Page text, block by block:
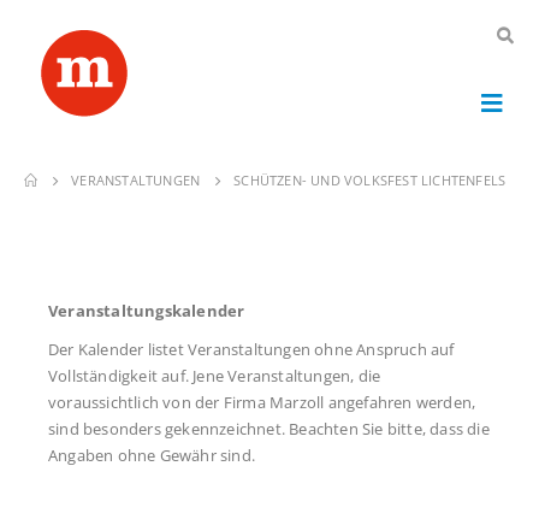
VERANSTALTUNGEN SCHÜTZEN- UND VOLKSFEST LICHTENFELS
Veranstaltungskalender
Der Kalender listet Veranstaltungen ohne Anspruch auf
Vollständigkeit auf. Jene Veranstaltungen, die
voraussichtlich von der Firma Marzoll angefahren werden,
sind besonders gekennzeichnet. Beachten Sie bitte, dass die
Angaben ohne Gewähr sind.